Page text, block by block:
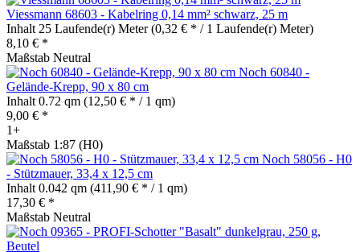
Viessmann 68603 - Kabelring 0,14 mm² schwarz, 25 m
Inhalt 25 Laufende(r) Meter(0,32 € * / 1 Laufende(r) Meter)
8,10 € *
Maßstab Neutral
Noch 60840 -
Gelände-Krepp, 90 x 80 cm
Inhalt 0.72 qm (12,50 € * / 1 qm)
9,00 € *
1+
Maßstab 1:87 (H0)
Noch 58056 - H0
- Stützmauer, 33,4 x 12,5 cm
Inhalt 0.042 qm (411,90 € * / 1 qm)
17,30 € *
Maßstab Neutral